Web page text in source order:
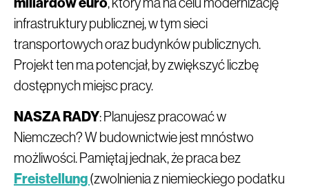
infrastruktury publicznej, w tym sieci
transportowych oraz budynków publicznych.
Projekt ten ma potencjał, by zwiększyć liczbę
dostępnych miejsc pracy.
NASZA RADY: Planujesz pracować w
Niemczech? W budownictwie jest mnóstwo
możliwości. Pamiętaj jednak, że praca bez
Freistellung(zwolnienia z niemieckiego podatku